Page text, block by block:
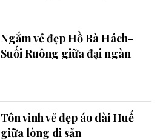
Ngắm vẻ đẹp Hồ Rà Hách-
Suối Ruông giữa đại ngàn
Tôn vinh vẻ đẹp áo dài Huế
giữa lòng di sản